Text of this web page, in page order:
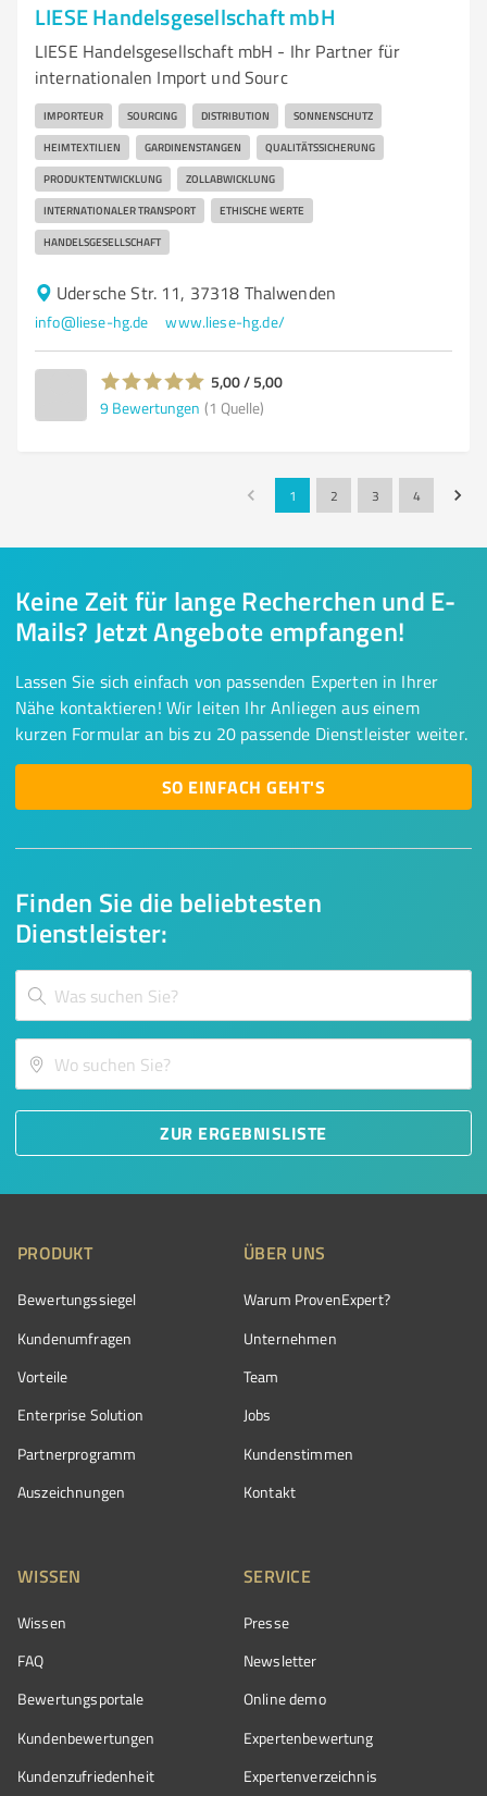
LIESE Handelsgesellschaft mbH
LIESE Handelsgesellschaft mbH - Ihr Partner für
internationalen Import und Sourc
IMPORTEUR SOURCING DISTRIBUTION SONNENSCHUTZ
HEIMTEXTILIEN GARDINENSTANGEN QUALITÄTSSICHERUNG
PRODUKTENTWICKLUNG ZOLLABWICKLUNG
INTERNATIONALER TRANSPORT ETHISCHE WERTE
HANDELSGESELLSCHAFT
Udersche Str. 11, 37318 Thalwenden
info@liese-hg.de www.liese-hg.de/
5,00 / 5,00
9 Bewertungen (1 Quelle)
1 2 3 4
Finden Sie die beliebtesten
Dienstleister:
ZUR ERGEBNISLISTE
Keine Zeit für lange Recherchen und E-
Mails? Jetzt Angebote empfangen!
Lassen Sie sich einfach von passenden Experten in Ihrer
Nähe kontaktieren! Wir leiten Ihr Anliegen aus einem
kurzen Formular an bis zu 20 passende Dienstleister weiter.
SO EINFACH GEHT'S
PRODUKT
Bewertungssiegel
Kundenumfragen
Vorteile
Enterprise Solution
Partnerprogramm
Auszeichnungen
ÜBER UNS
Warum ProvenExpert?
Unternehmen
Team
Jobs
Kundenstimmen
Kontakt
WISSEN
Wissen
FAQ
Bewertungsportale
Kundenbewertungen
Kundenzufriedenheit
SERVICE
Presse
Newsletter
Online demo
Expertenbewertung
Expertenverzeichnis